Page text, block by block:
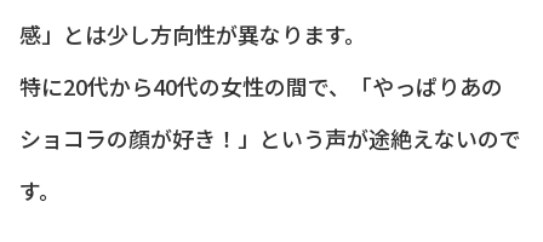
感」とは少し方向性が異なります。
特に20代から40代の女性の間で、「やっぱりあの
ショコラの顔が好き！」という声が途絶えないので
す。